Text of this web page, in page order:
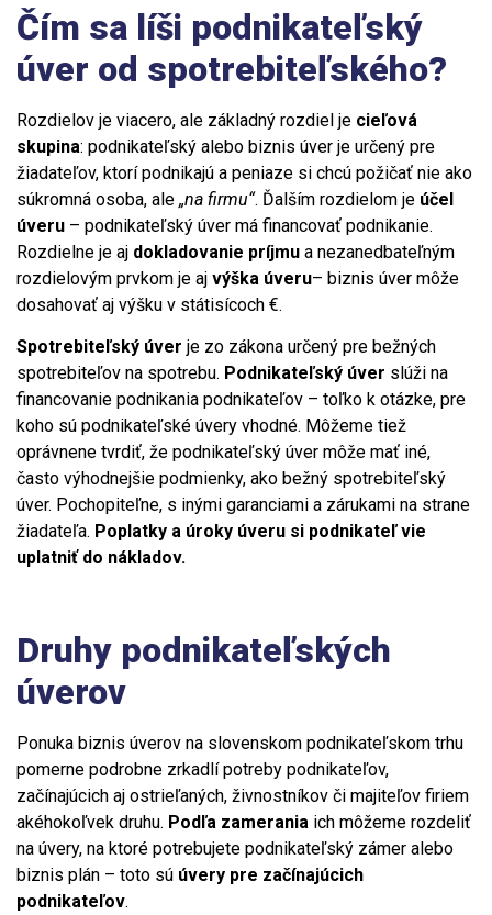
Čím sa líši podnikateľský
úver od spotrebiteľského?
Rozdielov je viacero, ale základný rozdiel je cieľová
skupina: podnikateľský alebo biznis úver je určený pre
žiadateľov, ktorí podnikajú a peniaze si chcú požičať nie ako
súkromná osoba, ale „na firmu“. Ďalším rozdielom je účel
úveru – podnikateľský úver má financovať podnikanie.
Rozdielne je aj dokladovanie príjmu a nezanedbateľným
rozdielovým prvkom je aj výška úveru– biznis úver môže
dosahovať aj výšku v státisícoch €.
Spotrebiteľský úver je zo zákona určený pre bežných
spotrebiteľov na spotrebu. Podnikateľský úver slúži na
financovanie podnikania podnikateľov – toľko k otázke, pre
koho sú podnikateľské úvery vhodné. Môžeme tiež
oprávnene tvrdiť, že podnikateľský úver môže mať iné,
často výhodnejšie podmienky, ako bežný spotrebiteľský
úver. Pochopiteľne, s inými garanciami a zárukami na strane
žiadateľa. Poplatky a úroky úveru si podnikateľ vie
uplatniť do nákladov.
Druhy podnikateľských
úverov
Ponuka biznis úverov na slovenskom podnikateľskom trhu
pomerne podrobne zrkadlí potreby podnikateľov,
začínajúcich aj ostrieľaných, živnostníkov či majiteľov firiem
akéhokoľvek druhu. Podľa zamerania ich môžeme rozdeliť
na úvery, na ktoré potrebujete podnikateľský zámer alebo
biznis plán – toto sú úvery pre začínajúcich
podnikateľov.